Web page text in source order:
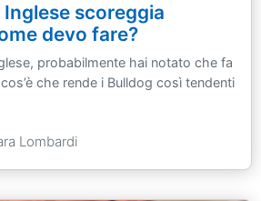
scoreggia
devo fare?
probabilmente hai notato che fa
che rende i Bulldog così tendenti
Lombardi